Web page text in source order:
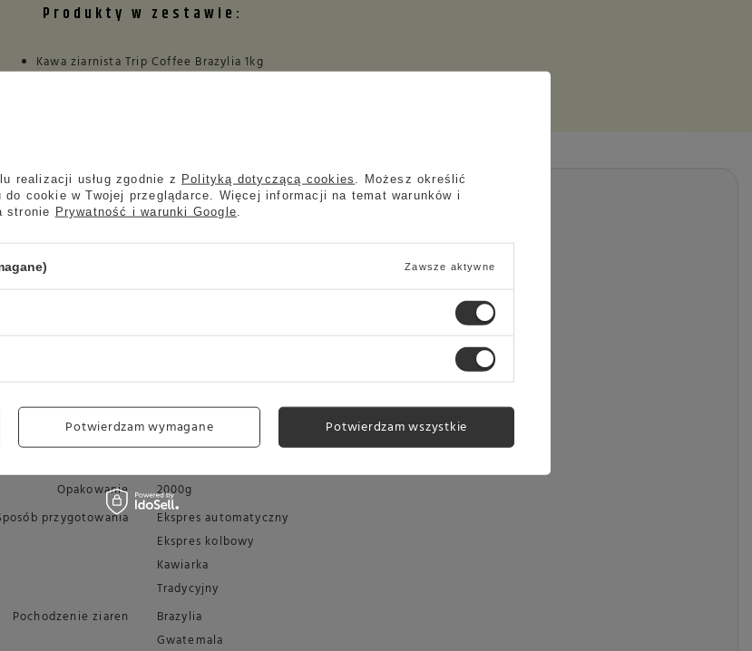
Produkty w zestawie:
Kawa ziarnista Trip Coffee Brazylia 1kg
Marka
TRIP COFFEE
Symbol
5906138979858
Stopień palenia
Do ekspresu automatycznego
Do ekspresu kolbowego
Opakowanie
2000g
przygotowania
Ekspres automatyczny
Ekspres kolbowy
Kawiarka
Tradycyjny
Pochodzenie ziaren
Brazylia
Gwatemala
realizacji usług zgodnie z Polityką dotyczącą cookies
. Możesz określić
cookie w Twojej przeglądarce. Więcej informacji na temat warunków i
stronie Prywatność i warunki Google
Zawsze aktywne
Potwierdzam wymagane Potwierdzam wszystkie